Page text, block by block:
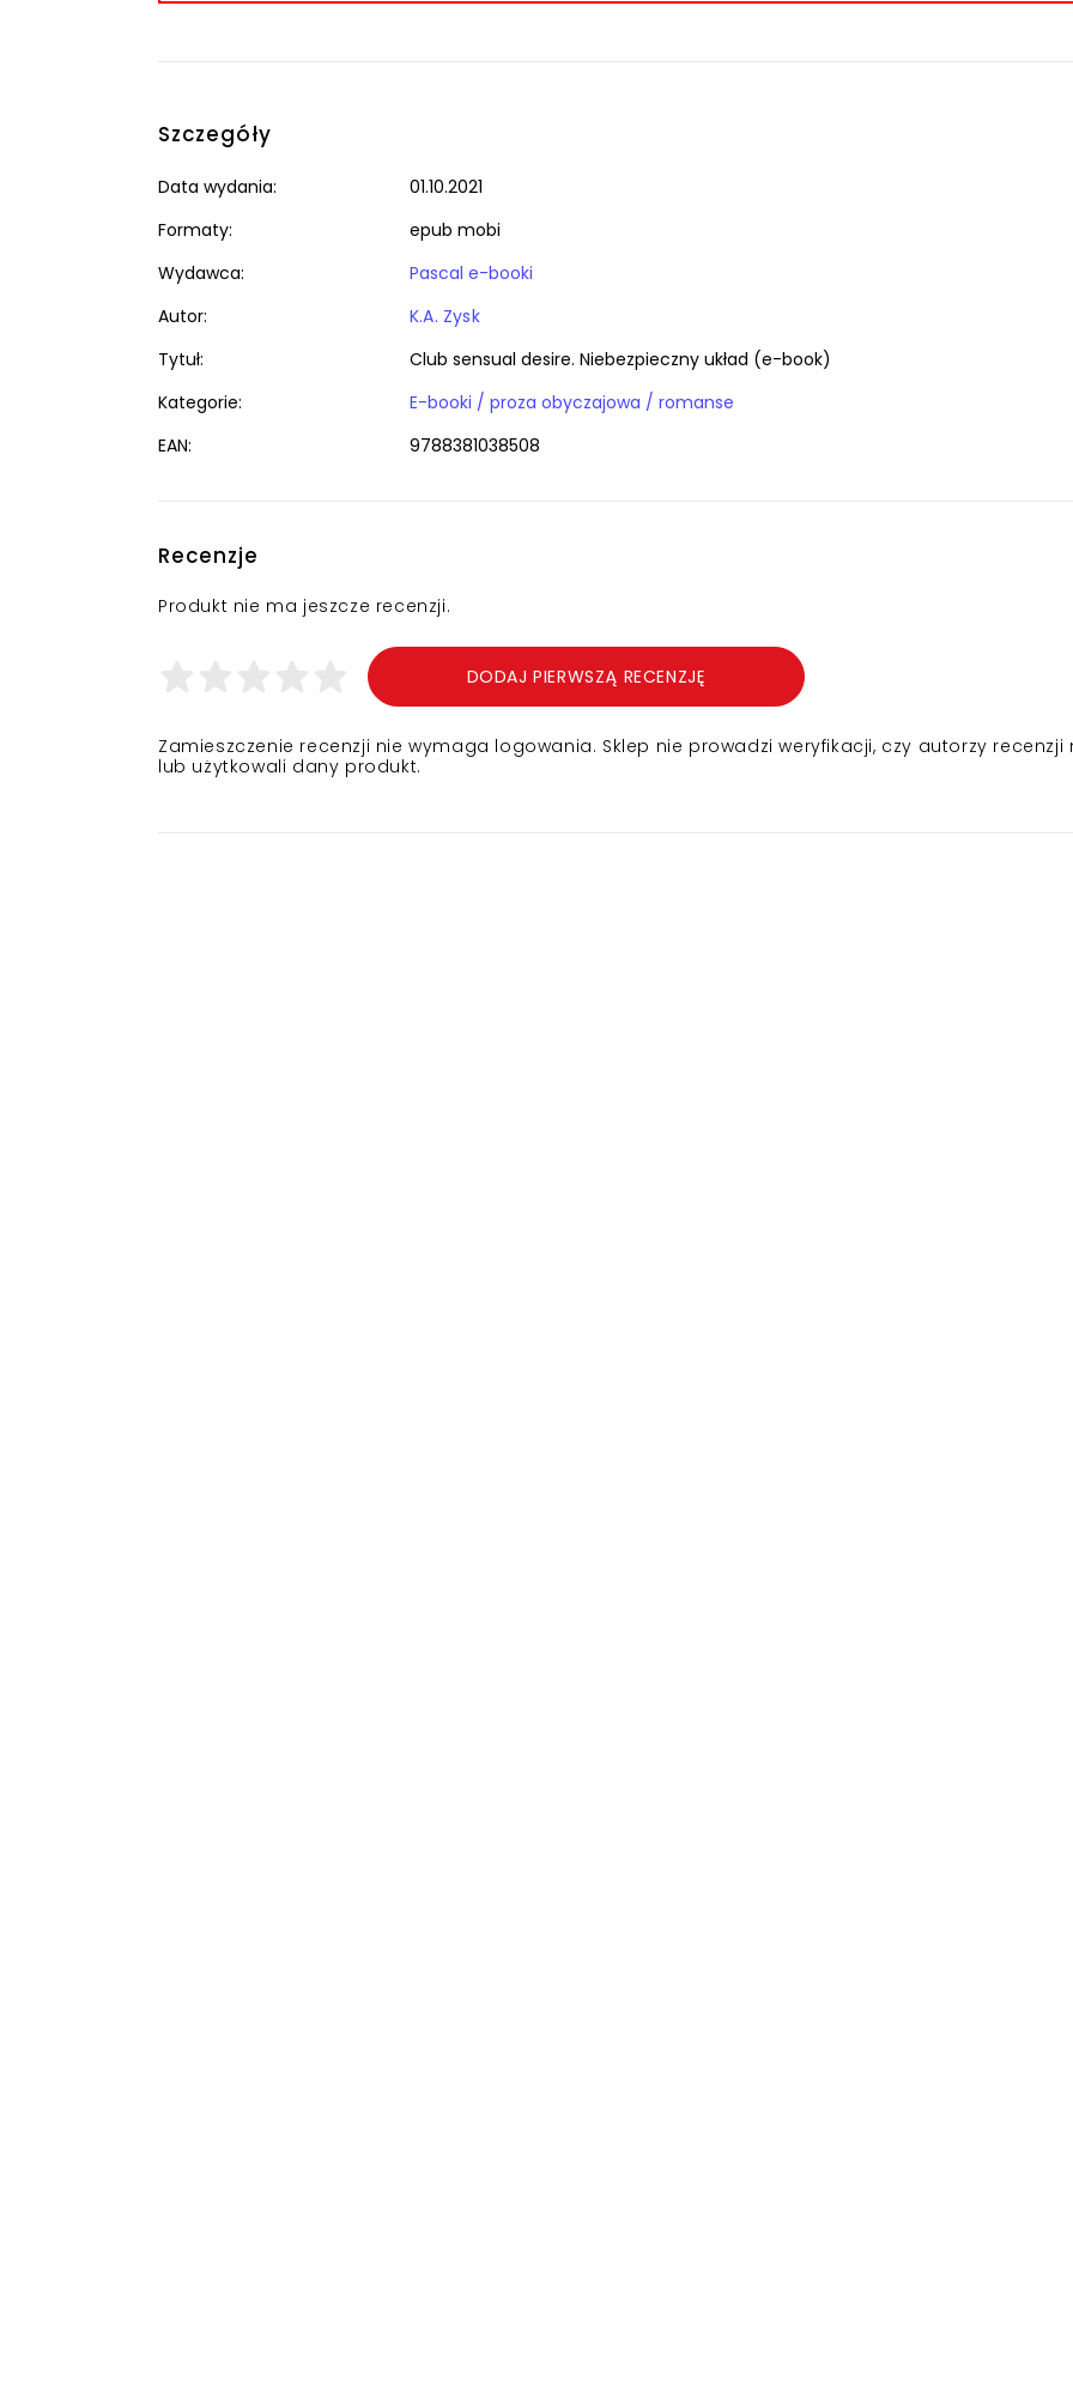
Szczegóły
Data wydania:
01.10.2021
Formaty:
epub mobi
Wydawca:
Pascal e-booki
Autor:
K.A. Zysk
Tytuł:
Club sensual desire. Niebezpieczny układ (e-book)
Kategorie:
E-booki / proza obyczajowa / romanse
EAN:
9788381038508
Recenzje
Produkt nie ma jeszcze recenzji.
DODAJ PIERWSZĄ RECENZJĘ
Zamieszczenie recenzji nie wymaga logowania. Sklep nie prowadzi weryfikacji, czy autorzy recenzji
lub użytkowali dany produkt.